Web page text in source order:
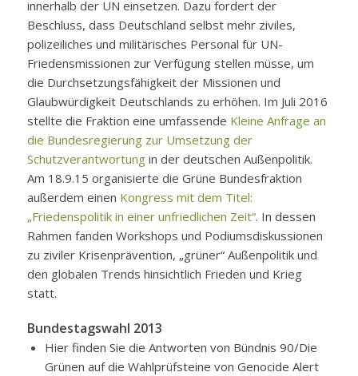
innerhalb der UN einsetzen. Dazu fordert der
Beschluss, dass Deutschland selbst mehr ziviles,
polizeiliches und militärisches Personal für UN-
Friedensmissionen zur Verfügung stellen müsse, um
die Durchsetzungsfähigkeit der Missionen und
Glaubwürdigkeit Deutschlands zu erhöhen. Im Juli 2016
stellte die Fraktion eine umfassende Kleine Anfrage an
die Bundesregierung zur Umsetzung der
Schutzverantwortungin der deutschen Außenpolitik.
Am 18.9.15 organisierte die Grüne Bundesfraktion
außerdem einen Kongress mit dem Titel:
„Friedenspolitik in einer unfriedlichen Zeit“. In dessen
Rahmen fanden Workshops und Podiumsdiskussionen
zu ziviler Krisenprävention, „grüner“ Außenpolitik und
den globalen Trends hinsichtlich Frieden und Krieg
statt.
Bundestagswahl 2013
Hier finden Sie die Antworten von Bündnis 90/Die
Grünen auf die Wahlprüfsteine von Genocide Alert